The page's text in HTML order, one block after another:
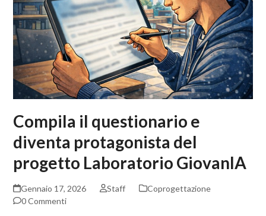
Compila il questionario e
diventa protagonista del
progetto Laboratorio GiovanIA
Gennaio 17, 2026 Staff
Coprogettazione
0 Commenti